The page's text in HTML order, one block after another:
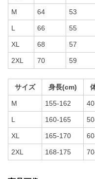
M 64 53
L 66 55
XL 68 57
2XL 70 59
サイズ 身長(cm)
M 155-162
L 160-165
XL 165-170
2XL 168-175